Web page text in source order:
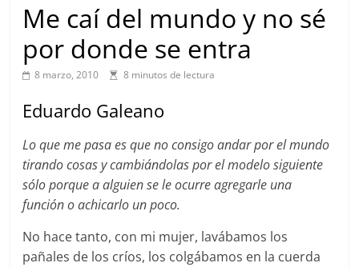
Me caí del mundo y no sé
por donde se entra
8 marzo, 2010 8 minutos de lectura
Eduardo Galeano
Lo que me pasa es que no consigo andar por el mundo
tirando cosas y cambiándolas por el modelo siguiente
sólo porque a alguien se le ocurre agregarle una
función o achicarlo un poco.
No hace tanto, con mi mujer, lavábamos los
pañales de los críos, los colgábamos en la cuerda